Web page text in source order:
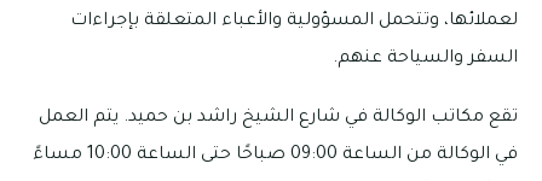
لعملائها، وتتحمل المسؤولية والأعباء المتعلقة بإجراءات
السفر والسياحة عنهم.
تقع مكاتب الوكالة في شارع الشيخ راشد بن حميد. يتم العمل
في الوكالة من الساعة 09:00 صباحًا حتى الساعة 10:00 مساءً